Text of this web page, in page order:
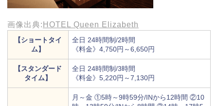
画像出典: HOTEL Queen Elizabeth
【ショートタイ
ム】
全日 24時間制/2時間
《料金》4,750円～6,650円
【スタンダード
タイム】
全日 24時間制/3時間
《料金》5,220円～7,130円
月～金 ①5時～9時59分/INから12時間 ②10